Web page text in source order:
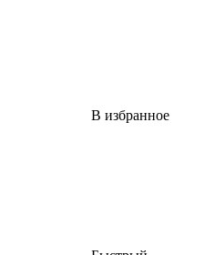
В избранное